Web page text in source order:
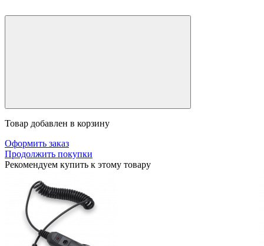
Товар добавлен в корзину
Оформить заказ
Продолжить покупки
Рекомендуем купить к этому товару